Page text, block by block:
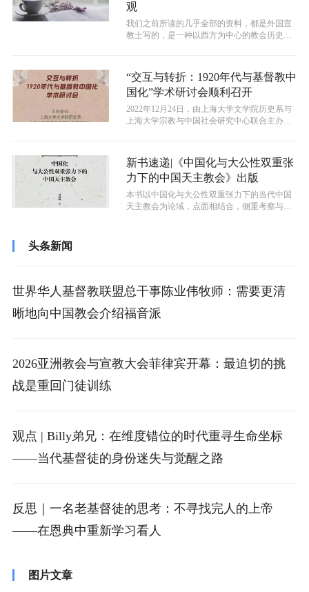
观
我们之前所读的几乎全部的资料，都是外国宣
教士写的，是一种以西方为中心的教会历史
“交互与转折：1920年代与基督教中
国化”学术研讨会顺利召开
2022年12月24日，由上海大学文学院历史系与
上海大学宗教与中国社会研究中心联合主办
新书速递|《中国化与大公性双重张
力下的中国天主教会》出版
本书以中国化与大公性双重张力下的当代中国
天主教会为论域，点面相结合，侧重考察与反
头条新闻
世界华人基督教联盟总干事陈业伟牧师：需要更清
晰地向中国教会介绍福音派
2026亚洲教会与宣教大会菲律宾开幕：最迫切的挑
战是重回门徒训练
观点 | Billy弟兄：在维度错位的时代重寻生命坐标
——当代基督徒的身份迷失与觉醒之路
反思｜一名老基督徒的思考：不寻找完人的上帝
——在恩典中重新学习看人
图片文章